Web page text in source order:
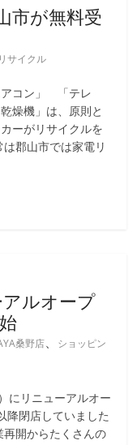
市が無料受
サイクル
アコン」 「テレ
燥機」は、原則と
ーがリサイクルを
郡山市では家電リ
アルオープ
桑野店、
ショッピン
にリニューアルオー
降閉店していました
開からたくさんの